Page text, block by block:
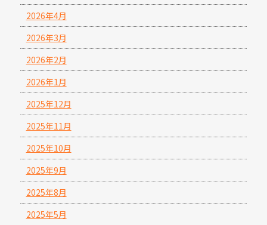
2026年4月
2026年3月
2026年2月
2026年1月
2025年12月
2025年11月
2025年10月
2025年9月
2025年8月
2025年5月